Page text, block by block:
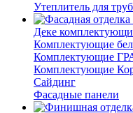
Утеплитель для труб
Деке
Комплектующие
Комплектующие
Комплектующие
Сайдинг
Фасадные панели